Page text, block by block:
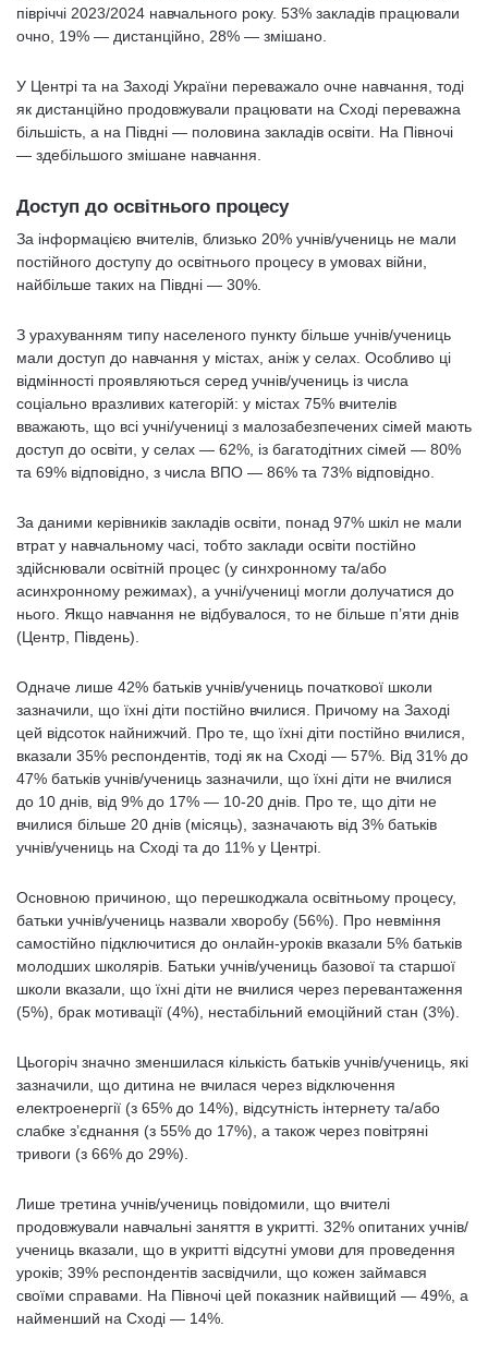
півріччі 2023/2024 навчального року. 53% закладів працювали
очно, 19% — дистанційно, 28% — змішано.
У Центрі та на Заході України переважало очне навчання, тоді
як дистанційно продовжували працювати на Сході переважна
більшість, а на Півдні — половина закладів освіти. На Півночі
— здебільшого змішане навчання.
Доступ до освітнього процесу
За інформацією вчителів, близько 20% учнів/учениць не мали
постійного доступу до освітнього процесу в умовах війни,
найбільше таких на Півдні — 30%.
З урахуванням типу населеного пункту більше учнів/учениць
мали доступ до навчання у містах, аніж у селах. Особливо ці
відмінності проявляються серед учнів/учениць із числа
соціально вразливих категорій: у містах 75% вчителів
вважають, що всі учні/учениці з малозабезпечених сімей мають
доступ до освіти, у селах — 62%, із багатодітних сімей — 80%
та 69% відповідно, з числа ВПО — 86% та 73% відповідно.
За даними керівників закладів освіти, понад 97% шкіл не мали
втрат у навчальному часі, тобто заклади освіти постійно
здійснювали освітній процес (у синхронному та/або
асинхронному режимах), а учні/учениці могли долучатися до
нього. Якщо навчання не відбувалося, то не більше п’яти днів
(Центр, Південь).
Одначе лише 42% батьків учнів/учениць початкової школи
зазначили, що їхні діти постійно вчилися. Причому на Заході
цей відсоток найнижчий. Про те, що їхні діти постійно вчилися,
вказали 35% респондентів, тоді як на Сході — 57%. Від 31% до
47% батьків учнів/учениць зазначили, що їхні діти не вчилися
до 10 днів, від 9% до 17% — 10-20 днів. Про те, що діти не
вчилися більше 20 днів (місяць), зазначають від 3% батьків
учнів/учениць на Сході та до 11% у Центрі.
Основною причиною, що перешкоджала освітньому процесу,
батьки учнів/учениць назвали хворобу (56%). Про невміння
самостійно підключитися до онлайн-уроків вказали 5% батьків
молодших школярів. Батьки учнів/учениць базової та старшої
школи вказали, що їхні діти не вчилися через перевантаження
(5%), брак мотивації (4%), нестабільний емоційний стан (3%).
Цьогоріч значно зменшилася кількість батьків учнів/учениць, які
зазначили, що дитина не вчилася через відключення
електроенергії (з 65% до 14%), відсутність інтернету та/або
слабке з’єднання (з 55% до 17%), а також через повітряні
тривоги (з 66% до 29%).
Лише третина учнів/учениць повідомили, що вчителі
продовжували навчальні заняття в укритті. 32% опитаних учнів/
учениць вказали, що в укритті відсутні умови для проведення
уроків; 39% респондентів засвідчили, що кожен займався
своїми справами. На Півночі цей показник найвищий — 49%, а
найменший на Сході — 14%.